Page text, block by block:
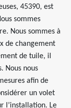
45390, est
sommes
Nous sommes à
de changement
de tuile, il
Nous nous
afin de
un volet
l’installation. Le